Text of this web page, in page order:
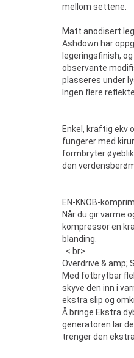
mellom settene.
Matt anodisert
Ashdown har
legeringsfinish,
observante
plasseres under
Ingen flere
Enkel, kraftig ekv
fungerer med
formbryter
den
EN-KNOB-
Når du gir varme
kompressor en
blanding.
< br>
Overdrive & amp;
Med fotbrytbar
skyve den inn i
ekstra slip og
Å bringe Ekstra
generatoren lar
trenger den